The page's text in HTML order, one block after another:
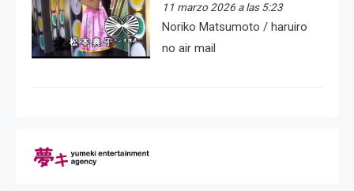
11 marzo 2026 a las 5:23
Noriko Matsumoto / haruiro
no air mail